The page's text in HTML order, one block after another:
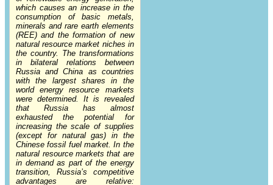
which causes an increase in the
consumption of basic metals,
minerals and rare earth elements
(REE) and the formation of new
natural resource market niches in
the country. The transformations
in bilateral relations between
Russia and China as countries
with the largest shares in the
world energy resource markets
were determined. It is revealed
that Russia has almost
exhausted the potential for
increasing the scale of supplies
(except for natural gas) in the
Chinese fossil fuel market. In the
natural resource markets that are
in demand as part of the energy
transition, Russia’s competitive
advantages are relative: